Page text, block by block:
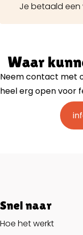
Je betaald
Waar
Neem contact met
heel erg open voor
Snel naar
Hoe het werkt